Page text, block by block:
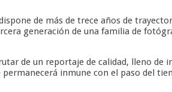
de más de trece años de
generación de una familia de
de un reportaje de calidad, lleno
inmune con el paso del